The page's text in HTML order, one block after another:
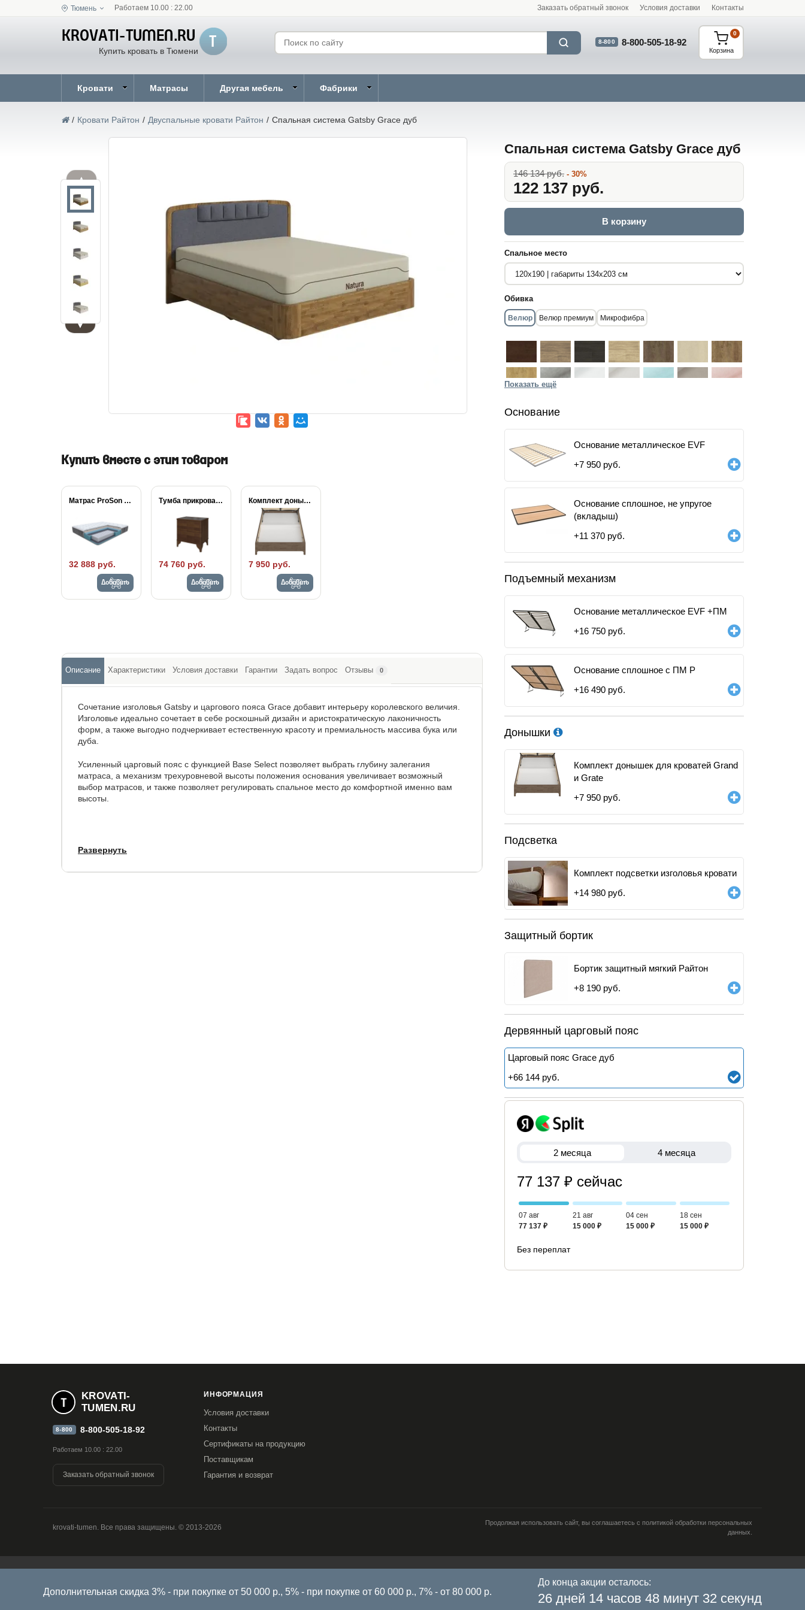
Тюмень Работаем 10.00 : 22.00 Заказать обратный звонок Условия доставки Контакты
Купить кровать в Тюмени
8-800 8-800-505-18-92
Корзина
0
Кровати Матрасы Другая мебель Фабрики
/ Кровати Райтон / Двуспальные кровати Райтон / Спальная система Gatsby Grace дуб
▲
▼
Спальная система Gatsby Grace дуб
146 134 руб. - 30%
122 137 руб.
В корзину
Спальное место
Обивка
Велюр Велюр премиум Микрофибра
Показать ещё
Основание
Основание металлическое EVF
+7 950 руб.
Основание сплошное, не упругое
(вкладыш)
+11 370 руб.
Подъемный механизм
Основание металлическое EVF +ПМ
+16 750 руб.
Основание сплошное с ПМ Р
+16 490 руб.
Донышки
Комплект донышек для кроватей Grand
и Grate
+7 950 руб.
Подсветка
Комплект подсветки изголовья кровати
+14 980 руб.
Защитный бортик
Бортик защитный мягкий Райтон
+8 190 руб.
Дервянный царговый пояс
Царговый пояс Grace дуб
+66 144 руб.
2 месяца 4 месяца
77 137 ₽ сейчас
07 авг
77 137 ₽
21 авг
15 000 ₽
04 сен
15 000 ₽
18 сен
15 000 ₽
Без переплат
Купить вместе с этим товаром
Матрас ProSon Prestige...
32 888 руб.
Добавить
Тумба прикроватная Gamilton
74 760 руб.
Добавить
Комплект донышек для...
7 950 руб.
Добавить
Описание Характеристики Условия доставки Гарантии Задать вопрос Отзывы 0
Сочетание изголовья Gatsby и царгового пояса Grace добавит интерьеру королевского величия.
Изголовье идеально сочетает в себе роскошный дизайн и аристократическую лаконичность
форм, а также выгодно подчеркивает естественную красоту и премиальность массива бука или
дуба.
Усиленный царговый пояс с функцией Base Select позволяет выбрать глубину залегания
матраса, а механизм трехуровневой высоты положения основания увеличивает возможный
выбор матрасов, и также позволяет регулировать спальное место до комфортной именно вам
высоты.
Габариты:
по ширине, см. по длине, см.
высота спинок, см.
Развернуть
Дополнительная скидка 3% - при покупке от 50 000 р., 5% - при покупке от 60 000 р., 7% - от 80 000 р.
До конца акции осталось:
26 дней 14 часов 48 минут 32 секунд
KROVATI-
TUMEN.RU
8-800 8-800-505-18-92
Работаем 10.00 : 22.00
Заказать обратный звонок
ИНФОРМАЦИЯ
Условия доставки
Контакты
Сертификаты на продукцию
Поставщикам
Гарантия и возврат
krovati-tumen. Все права защищены. © 2013-2026
Продолжая использовать сайт, вы соглашаетесь с политикой обработки персональных
данных.
версия Браузера; тип устройства и разрешение его экрана; источник откуда пришел на сайт пользователь; с какого сайта или по какой рекламе; язык ОС и
Браузера; какие страницы открывает и на какие кнопки нажимает пользователь; ip-адрес) в целях функционирования сайта, проведения ретаргетинга и